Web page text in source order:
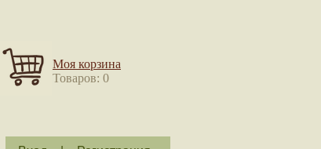
Моя корзина
Товаров: 0